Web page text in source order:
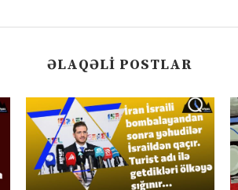
ƏLAQƏLI POSTLAR